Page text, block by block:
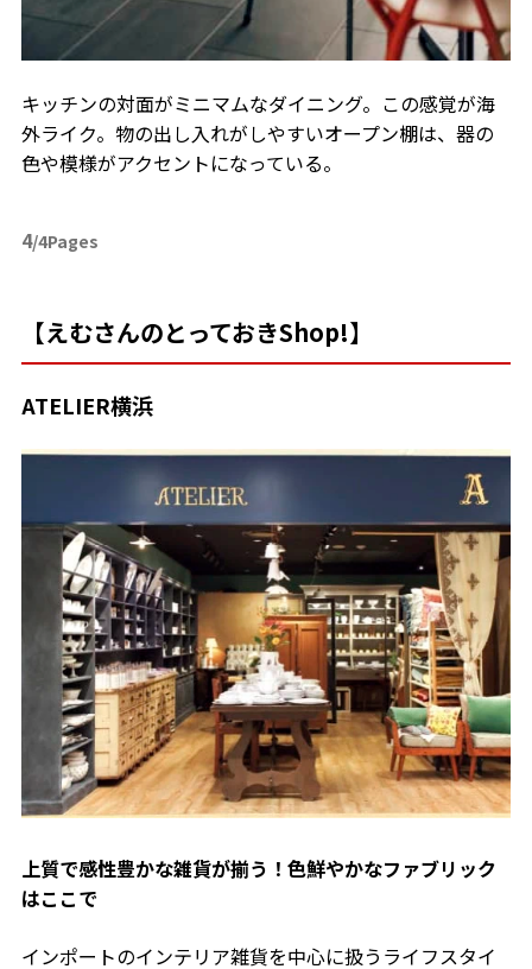
キッチンの対面がミニマムなダイニング。この感覚が海
外ライク。物の出し入れがしやすいオープン棚は、器の
色や模様がアクセントになっている。
4/4Pages
【えむさんのとっておきShop!】
ATELIER横浜
上質で感性豊かな雑貨が揃う！ 色鮮やかなファブリック
はここで
インポートのインテリア雑貨を中心に扱うライフスタイ